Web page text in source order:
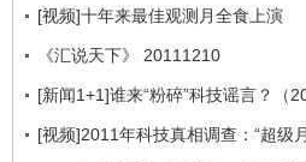
[视频]十年来最佳观测月全食上演
《汇说天下》 20111210
[新闻1+1]谁来“粉碎”科技谣言？（
[视频]2011年科技真相调查：“超级